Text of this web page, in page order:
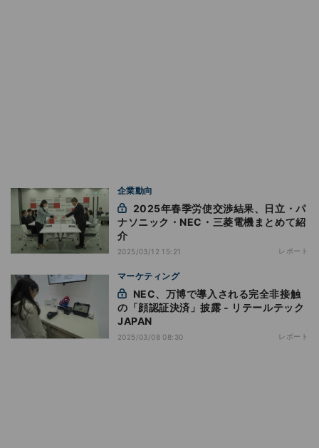
企業動向
ナソニック・NEC・三菱電機まとめて紹
介
2025/03/12 15:21 レポート
マーケティング
の「顔認証決済」披露 ‐ リテールテック
JAPAN
2025/03/08 08:30 レポート